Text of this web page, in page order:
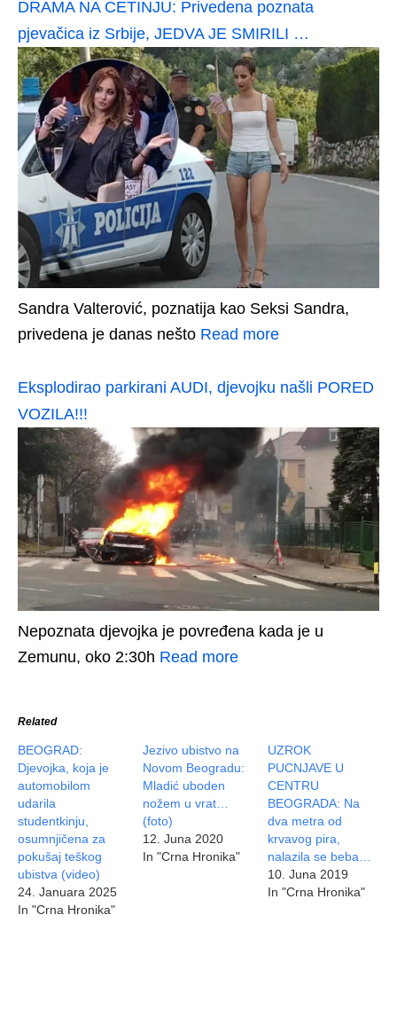
DRAMA NA CETINJU: Privedena poznata
pjevačica iz Srbije, JEDVA JE SMIRILI …
Sandra Valterović, poznatija kao Seksi Sandra,
privedena je danas nešto Read more
Eksplodirao parkirani AUDI, djevojku našli PORED
VOZILA!!!
Nepoznata djevojka je povređena kada je u
Zemunu, oko 2:30h Read more
Related
BEOGRAD:
Djevojka, koja je
automobilom
udarila
studentkinju,
osumnjičena za
pokušaj teškog
ubistva (video)
24. Januara 2025
In "Crna Hronika"
Jezivo ubistvo na
Novom Beogradu:
Mladić uboden
nožem u vrat…
(foto)
12. Juna 2020
In "Crna Hronika"
UZROK
PUCNJAVE U
CENTRU
BEOGRADA: Na
dva metra od
krvavog pira,
nalazila se beba…
10. Juna 2019
In "Crna Hronika"